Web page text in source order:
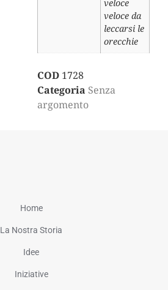
veloce
veloce da
leccarsi le
orecchie
COD 1728
Categoria Senza
argomento
Home
La Nostra Storia
Idee
Iniziative